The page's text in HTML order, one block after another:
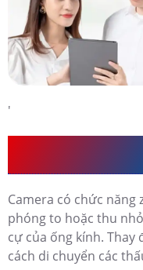
'
Camera có chức năng
phóng to hoặc thu
cự của ống kính.
cách di chuyển các